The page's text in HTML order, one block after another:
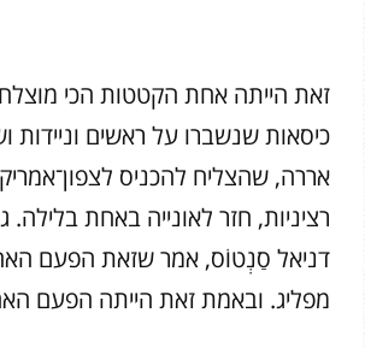
זאת הייתה אחת הקטטות הכי
כיסאות שנשברו על ראשים וניידות
אררה, שהצליח להכניס
רציניות, חזר לאונייה באחת בלילה.
דניאל סַנְטוֹס, אמר שזאת הפעם
מפליג. ובאמת זאת הייתה הפעם